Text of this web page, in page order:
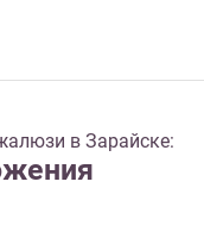
в Зарайске: